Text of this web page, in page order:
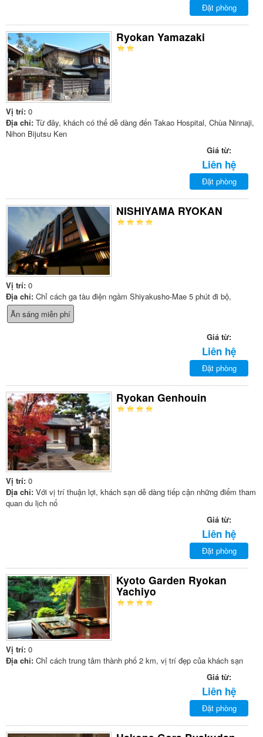
Đặt phòng
Ryokan Yamazaki
Vị trí: 0
Địa chỉ: Từ đây, khách có thể dễ dàng đến Takao Hospital, Chùa Ninnaji,
Nihon Bijutsu Ken
Giá từ:
Liên hệ
Đặt phòng
NISHIYAMA RYOKAN
Vị trí: 0
Địa chỉ: Chỉ cách ga tàu điện ngầm Shiyakusho-Mae 5 phút đi bộ,
Ăn sáng miễn phí
Giá từ:
Liên hệ
Đặt phòng
Ryokan Genhouin
Vị trí: 0
Địa chỉ: Với vị trí thuận lợi, khách sạn dễ dàng tiếp cận những điểm tham
quan du lịch nổ
Giá từ:
Liên hệ
Đặt phòng
Kyoto Garden Ryokan
Yachiyo
Vị trí: 0
Địa chỉ: Chỉ cách trung tâm thành phố 2 km, vị trí đẹp của khách sạn
Giá từ:
Liên hệ
Đặt phòng